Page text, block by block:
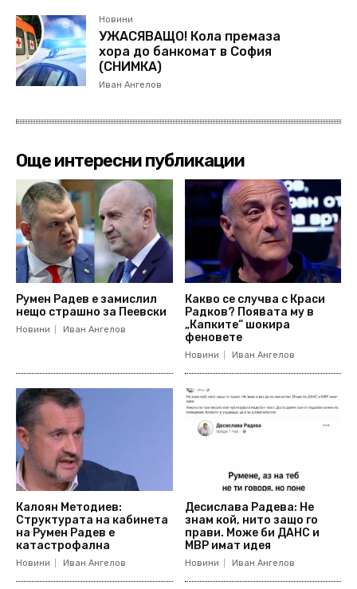
Новини
УЖАСЯВАЩО! Кола премаза
хора до банкомат в София
(СНИМКА)
Иван Ангелов
Още интересни публикации
Румен Радев е замислил
нещо страшно за Пеевски
Новини Иван Ангелов
Какво се случва с Краси
Радков? Появата му в
„Капките“ шокира
феновете
Новини Иван Ангелов
Калоян Методиев:
Структурата на кабинета
на Румен Радев е
катастрофална
Новини Иван Ангелов
Десислава Радева: Не
знам кой, нито защо го
прави. Може би ДАНС и
МВР имат идея
Новини Иван Ангелов